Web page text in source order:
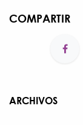
COMPARTIR
ARCHIVOS